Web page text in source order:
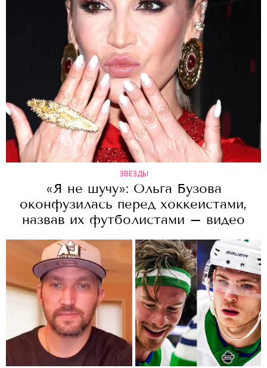
ЗВЕЗДЫ
«Я не шучу»: Ольга Бузова
оконфузилась перед хоккеистами,
назвав их футболистами – видео